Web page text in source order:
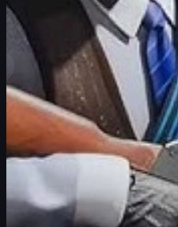
ความสวยงาม ความหายาก รา
จนถึงฟีเจอร์พิเศษอย่างเสียงพ
คุณตัดสินใจได้ง่ายขึ้นว่าควรล
ถ้าคุณกำลังวางแผนจะสะสมเ
หรือเพื่อความเท่ การเข้าใจมู
เจนต์ถือว่าสำคัญมาก เพราะ
ทั้งระยะสั้นและระยะยาว
เราใช้เกณฑ์อะไรในการจัดอัน
เพื่อให้ Tier List นี้มีความน่าเชื่